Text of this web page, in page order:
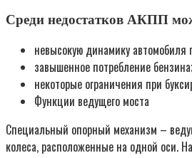
Среди недостатков АКПП
невысокую динамику автомобиля
завышенное потребление бензина;
некоторые ограничения при
Функции ведущего моста
Специальный опорный механизм –
колеса, расположенные на одной оси.